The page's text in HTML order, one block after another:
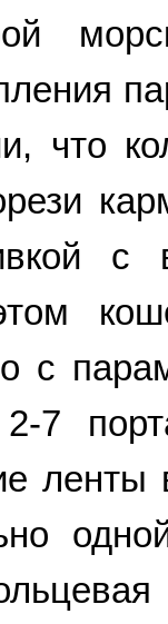
что
с
с
7
ленты